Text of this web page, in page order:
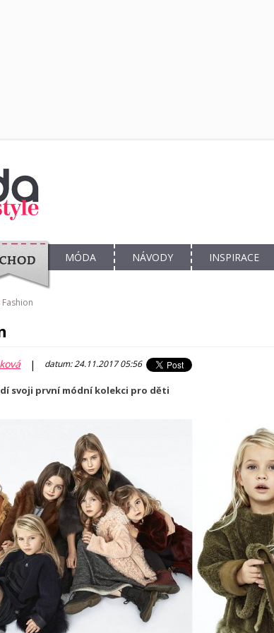
MÓDA NÁVODY INSPIRACE
Fashion
| datum: 24.11.2017 05:56
svoji první módní kolekci pro děti